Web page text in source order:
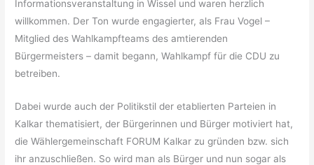
Informationsveranstaltung in Wissel und waren herzlich
willkommen. Der Ton wurde engagierter, als Frau Vogel –
Mitglied des Wahlkampfteams des amtierenden
Bürgermeisters – damit begann, Wahlkampf für die CDU zu
betreiben.
Dabei wurde auch der Politikstil der etablierten Parteien in
Kalkar thematisiert, der Bürgerinnen und Bürger motiviert hat,
die Wählergemeinschaft FORUM Kalkar zu gründen bzw. sich
ihr anzuschließen. So wird man als Bürger und nun sogar als